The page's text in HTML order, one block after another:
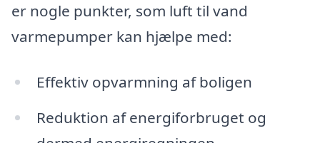
er nogle punkter, som luft til vand
varmepumper kan hjælpe med:
Effektiv opvarmning af boligen
Reduktion af energiforbruget og